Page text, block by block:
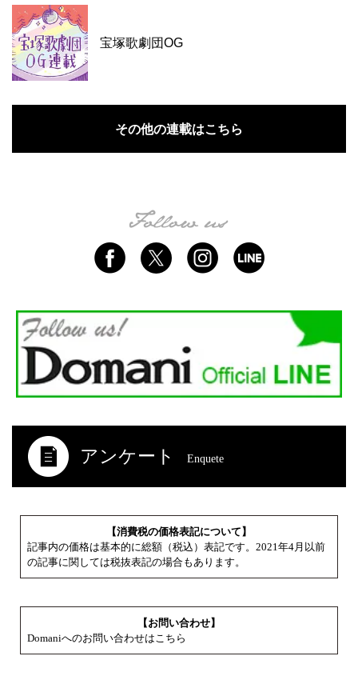
宝塚歌劇団OG
その他の連載はこちら
アンケート Enquete
【消費税の価格表記について】
記事内の価格は基本的に総額（税込）表記です。2021年4月以前
の記事に関しては税抜表記の場合もあります。
【お問い合わせ】
Domaniへのお問い合わせはこちら